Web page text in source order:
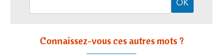
Connaissez-vous ces autres mots ?